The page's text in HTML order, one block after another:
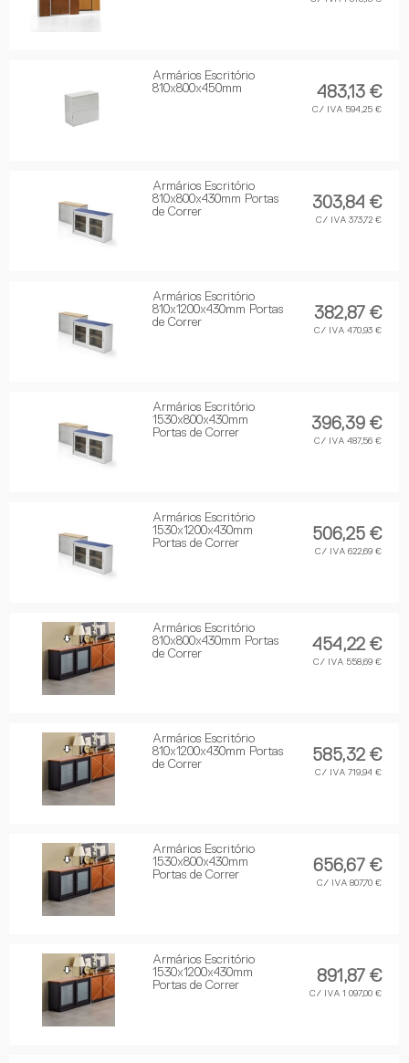
Armários Escritório
810x800x450mm
483,13 €
C/ IVA 594,25 €
Armários Escritório
810x800x430mm Portas
de Correr
303,84 €
C/ IVA 373,72 €
Armários Escritório
810x1200x430mm Portas
de Correr
382,87 €
C/ IVA 470,93 €
Armários Escritório
1530x800x430mm
Portas de Correr
396,39 €
C/ IVA 487,56 €
Armários Escritório
1530x1200x430mm
Portas de Correr
506,25 €
C/ IVA 622,69 €
Armários Escritório
810x800x430mm Portas
de Correr
454,22 €
C/ IVA 558,69 €
Armários Escritório
810x1200x430mm Portas
de Correr
585,32 €
C/ IVA 719,94 €
Armários Escritório
1530x800x430mm
Portas de Correr
656,67 €
C/ IVA 807,70 €
Armários Escritório
1530x1200x430mm
Portas de Correr
891,87 €
C/ IVA 1 097,00 €